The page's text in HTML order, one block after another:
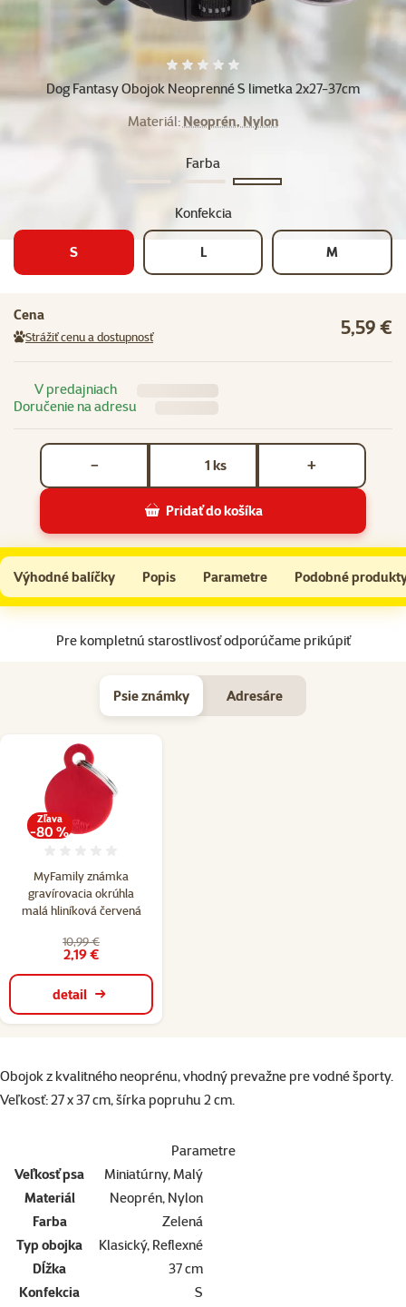
Dog Fantasy Obojok Neoprenné S limetka 2x27-37cm
Hodnotenie 0%
Materiál: Neoprén, Nylon
Farba
Konfekcia
S L M
Cena
Strážiť cenu a dostupnosť 5,59 €
V predajniach
Doručenie na adresu
ks
− +
Pridať do košíka
Dog Fantasy Obojok Neoprenné S limetka 2x27-37cm
Do košíka
Výhodné balíčky Popis Parametre Podobné
Na začiatok stránky
Pre kompletnú starostlivosť odporúčame prikúpiť
Psie známky Adresáre
MyFamily známka
gravírovacia okrúhla
malá hliníková červená
10,99 €
2,19 €
Zľava
-80 %
detail
superzoo.product.detail.content
Obojok z kvalitného neoprénu, vhodný prevažne pre vodné športy.
Veľkosť: 27 x 37 cm, šírka popruhu 2 cm.
Parametre
Veľkosť psa
Miniatúrny, Malý
Materiál
Neoprén, Nylon
Farba
Zelená
Typ obojka
Klasický, Reflexné
Dĺžka
37 cm
Konfekcia
S